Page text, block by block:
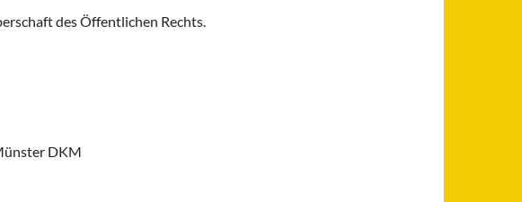
des Öffentlichen Rechts.
DKM